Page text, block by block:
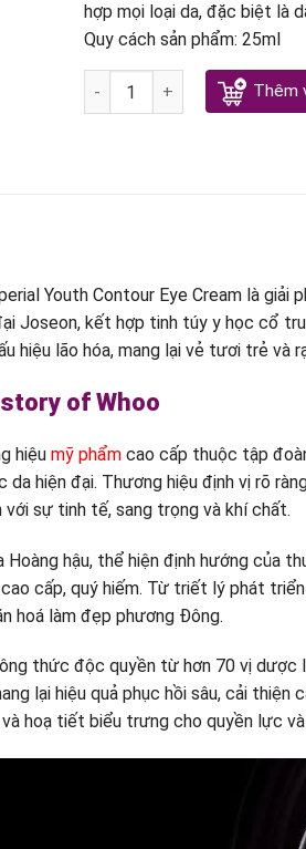
hợp mọi loại da, đặc biệt là
Quy cách sản phẩm: 25ml
Bộ kem mắt Hoàn Lưu Cao
Thêm
Youth Contour Eye Cream là
Joseon, kết hợp tinh túy y học cổ
hiệu lão hóa, mang lại vẻ tươi trẻ và
of Whoo
hiệu mỹ phẩm cao cấp thuộc tập
hiện đại. Thương hiệu định vị rõ
sự tinh tế, sang trọng và khí chất.
Hoàng hậu, thể hiện định hướng
cấp, quý hiếm. Từ triết lý phát
hoá làm đẹp phương Đông.
thức độc quyền từ hơn 70 vị
lại hiệu quả phục hồi sâu, cải
hoạ tiết biểu trưng cho quyền lực và